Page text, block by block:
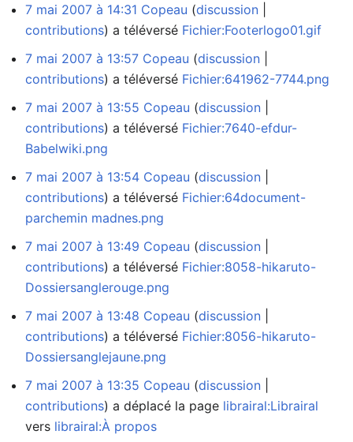
7 mai 2007 à 14:31 Copeau discussion
contributions a téléversé Fichier:Footerlogo01.gif
7 mai 2007 à 13:57 Copeau discussion
contributions a téléversé Fichier:641962-7744.png
7 mai 2007 à 13:55 Copeau discussion
contributions a téléversé Fichier:7640-efdur-
Babelwiki.png
7 mai 2007 à 13:54 Copeau discussion
contributions a téléversé Fichier:64document-
parchemin madnes.png
7 mai 2007 à 13:49 Copeau discussion
contributions a téléversé Fichier:8058-hikaruto-
Dossiersanglerouge.png
7 mai 2007 à 13:48 Copeau discussion
contributions a téléversé Fichier:8056-hikaruto-
Dossiersanglejaune.png
7 mai 2007 à 13:35 Copeau discussion
contributions a déplacé la page librairal:Librairal
vers librairal:À propos